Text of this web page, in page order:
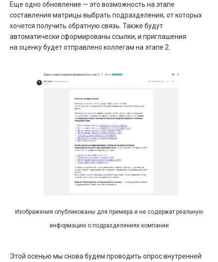
Еще одно обновление — это возможность на этапе
составления матрицы выбрать подразделения, от которых
хочется получить обратную связь. Также будут
автоматически сформированы ссылки, и приглашения
на оценку будет отправлено коллегам на этапе 2.
Изображения опубликованы для примера и не содержат реальную
информацию о подразделениях компании
Этой осенью мы снова будем проводить опрос внутренней